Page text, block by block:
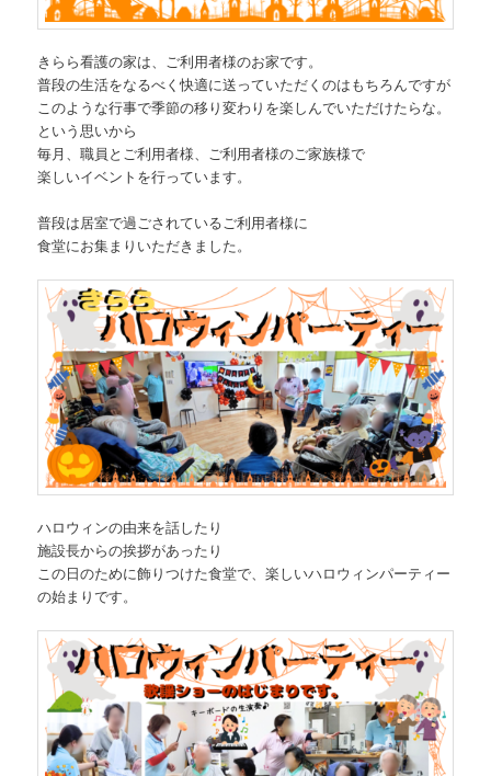
きらら看護の家は、ご利用者様のお家です。
普段の生活をなるべく快適に送っていただくのはもちろんですが
このような行事で季節の移り変わりを楽しんでいただけたらな。
という思いから
毎月、職員とご利用者様、ご利用者様のご家族様で
楽しいイベントを行っています。
普段は居室で過ごされているご利用者様に
食堂にお集まりいただきました。
ハロウィンの由来を話したり
施設長からの挨拶があったり
この日のために飾りつけた食堂で、楽しいハロウィンパーティー
の始まりです。